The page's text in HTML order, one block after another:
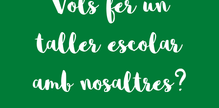
taller escolar
amb nosaltres?